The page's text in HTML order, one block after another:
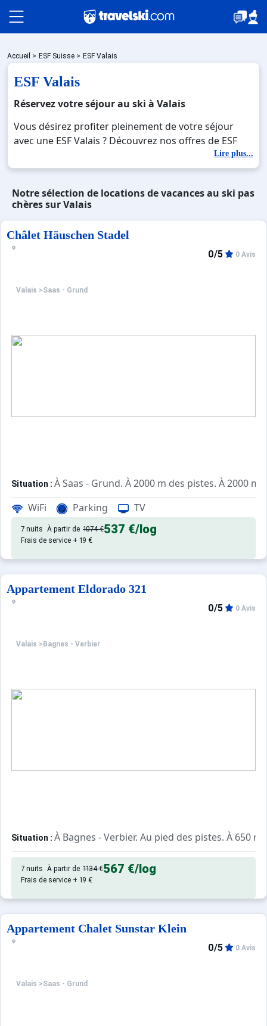
Packages
Stations
Hébergements
Bons plans
☼ Montagne été
Accueil > ESF Suisse > ESF Valais
ESF Valais
Réservez votre séjour au ski à Valais
Vous désirez profiter pleinement de votre séjour
avec une ESF Valais ? Découvrez nos offres de ESF
Valais pour skier sans limite à noel, jour de l'an,
février. Fermez les yeux et imaginez… Profitez de
vous pourrez mêler les plaisirs de la glisse sur les
pistes de ski et des activités en totale immersion
week-end ou pour 7 jours en ESF Valais , en famille
ou entre amis, c'est l'occasion parfaite pour créer
Lire plus...
Notre sélection de locations de vacances au ski pas
chères sur Valais
Châlet Häuschen Stadel
Valais >Saas - Grund
0/5 0 Avis
Situation : À Saas - Grund. À 2000 m des pistes. À 2000
Châlet :châlet de qualité, de 18 m² avec jardin, patio.
WiFi Parking TV
7 nuits À partir de 1074 €537 €/log
Frais de service + 19 €
Appartement Eldorado 321
Valais > Bagnes - Verbier
0/5 0 Avis
Situation : À Bagnes - Verbier. Au pied des pistes. À 650
Appartement de particulier :, de 25 m²
7 nuits À partir de 1134 €567 €/log
Frais de service + 19 €
Appartement Chalet Sunstar Klein
Valais >Saas - Grund
0/5 0 Avis